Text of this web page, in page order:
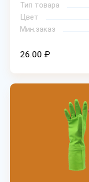
Тип товара
Цвет
Мин.заказ
26.00 ₽